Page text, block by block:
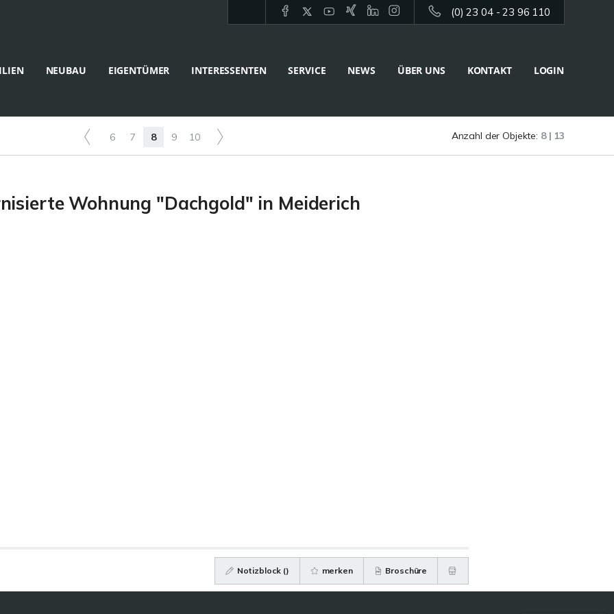
(0) 23 04 - 23 96 110
NEUBAU EIGENTÜMER INTERESSENTEN SERVICE NEWS ÜBER UNS KONTAKT LOGIN
6 7 8 9 10 Anzahl der Objekte: 8 | 13
Wohnung "Dachgold" in Meiderich
Notizblock () merken Broschüre